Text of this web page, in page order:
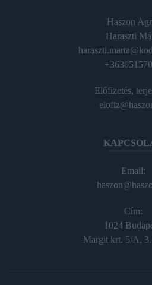
Haszon
Haraszti
Előfizetés,
Email:
Cím:
1024
Margit krt. 5/A, 3.